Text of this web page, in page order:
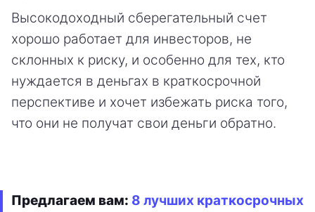
Высокодоходный сберегательный счет
хорошо работает для инвесторов, не
склонных к риску, и особенно для тех, кто
нуждается в деньгах в краткосрочной
перспективе и хочет избежать риска того,
что они не получат свои деньги обратно.
Предлагаем вам: 8 лучших краткосрочных